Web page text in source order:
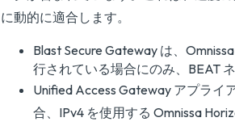
に動的に適合します。
Blast Secure Gateway は、
行されている場合にのみ、BEAT
Unified Access Gateway アプライ
合、IPv4 を使用する Omnissa